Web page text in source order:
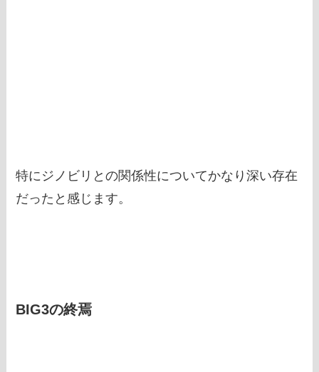
特にジノビリとの関係性についてかなり深い存在
だったと感じます。
BIG3の終焉